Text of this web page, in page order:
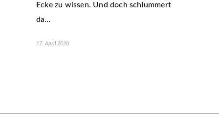
Ecke zu wissen. Und doch schlummert
da…
17. April 2020